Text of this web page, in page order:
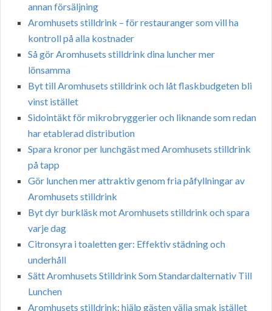
annan försäljning
Aromhusets stilldrink – för restauranger som vill ha
kontroll på alla kostnader
Så gör Aromhusets stilldrink dina luncher mer
lönsamma
Byt till Aromhusets stilldrink och låt flaskbudgeten bli
vinst istället
Sidointäkt för mikrobryggerier och liknande som redan
har etablerad distribution
Spara kronor per lunchgäst med Aromhusets stilldrink
på tapp
Gör lunchen mer attraktiv genom fria påfyllningar av
Aromhusets stilldrink
Byt dyr burkläsk mot Aromhusets stilldrink och spara
varje dag
Citronsyra i toaletten ger: Effektiv städning och
underhåll
Sätt Aromhusets Stilldrink Som Standardalternativ Till
Lunchen
Aromhusets stilldrink: hjälp gästen välja smak istället